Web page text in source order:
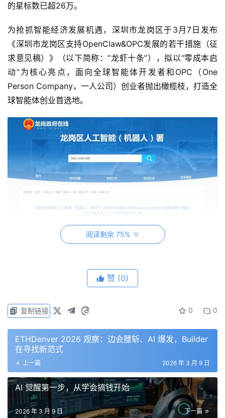
的星标数已超26万。
为抢抓智能经济发展机遇，深圳市龙岗区于3月7日发布
《深圳市龙岗区支持OpenClaw&OPC发展的若干措施（征
求意见稿）》（以下简称：“龙虾十条”），拟以“零成本启
动”为核心亮点，面向全球智能体开发者和OPC（One
Person Company，一人公司）创业者抛出橄榄枝，打造全
球智能体创业首选地。
今年政府工作报告首次提出“智能体”概念，明确“培育智能经
济新形态”，并强调“支持发展适应人工智能时代的创业形
态”。“龙虾十条”的出台，正是对这一战略部署的快速响应与
精准落地。
免费部署、数据补贴、硬件补贴
阅读剩余 75%
赞 (0)
0 0
复制链接
ETHDenver 2026 观察：边会腰斩、AI 爆发，Builder
在寻找新范式
上一篇 2026 年 3 月 9 日
AI 觉醒第一步，从学会搞钱开始
下一篇
2026 年 3 月 9 日